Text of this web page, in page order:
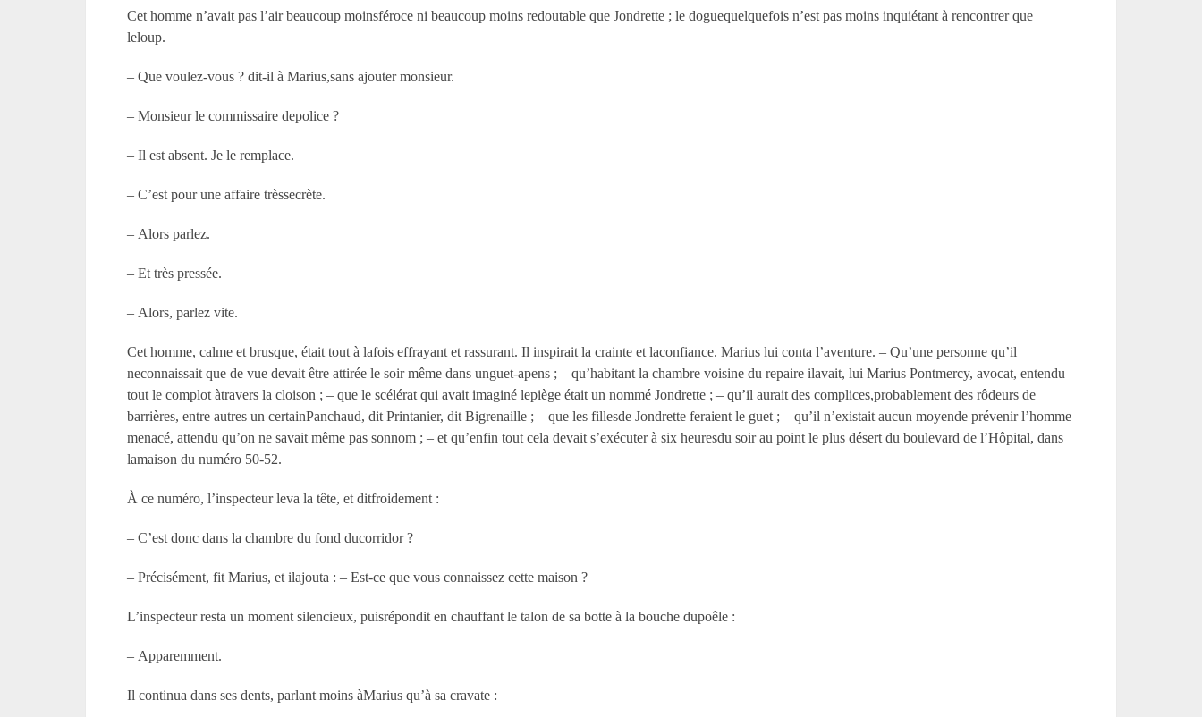
Cet homme n’avait pas l’air beaucoup moinsféroce ni beaucoup moins redoutable que Jondrette ; le doguequelquefois n’est pas moins inquiétant à rencontrer que
leloup.
– Que voulez-vous ? dit-il à Marius,sans ajouter monsieur.
– Monsieur le commissaire depolice ?
– Il est absent. Je le remplace.
– C’est pour une affaire trèssecrète.
– Alors parlez.
– Et très pressée.
– Alors, parlez vite.
Cet homme, calme et brusque, était tout à lafois effrayant et rassurant. Il inspirait la crainte et laconfiance. Marius lui conta l’aventure. – Qu’une personne qu’il
neconnaissait que de vue devait être attirée le soir même dans unguet-apens ; – qu’habitant la chambre voisine du repaire ilavait, lui Marius Pontmercy, avocat, entendu
tout le complot àtravers la cloison ; – que le scélérat qui avait imaginé lepiège était un nommé Jondrette ; – qu’il aurait des complices,probablement des rôdeurs de
barrières, entre autres un certainPanchaud, dit Printanier, dit Bigrenaille ; – que les fillesde Jondrette feraient le guet ; – qu’il n’existait aucun moyende prévenir l’homme
menacé, attendu qu’on ne savait même pas sonnom ; – et qu’enfin tout cela devait s’exécuter à six heuresdu soir au point le plus désert du boulevard de l’Hôpital, dans
lamaison du numéro 50-52.
À ce numéro, l’inspecteur leva la tête, et ditfroidement :
– C’est donc dans la chambre du fond ducorridor ?
– Précisément, fit Marius, et ilajouta : – Est-ce que vous connaissez cette maison ?
L’inspecteur resta un moment silencieux, puisrépondit en chauffant le talon de sa botte à la bouche dupoêle :
– Apparemment.
Il continua dans ses dents, parlant moins àMarius qu’à sa cravate :